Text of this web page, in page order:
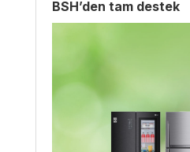
BSH’den tam destek